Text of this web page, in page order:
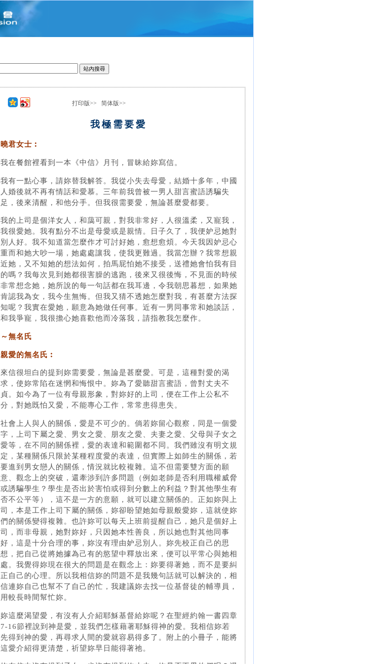
打印版>> 简体版>>
我極需要愛
曉君女士︰
我在餐館裡看到一本《中信》月刊，冒昧給妳寫信。
我有一點心事，請妳替我解答。我從小失去母愛，結婚十多年，中國
人婚後就不再有情話和愛慕。三年前我曾被一男人甜言蜜語誘騙失
足，後來清醒，和他分手。但我很需要愛，無論甚麼愛都要。
我的上司是個洋女人，和藹可親，對我非常好，人很溫柔，又寵我，
我很愛她。我有點分不出是母愛或是親情。日子久了，我便妒忌她對
別人好。我不知道當怎麼作才可討好她，愈想愈煩。今天我因妒忌心
重而和她大吵一場，她處處讓我，使我更難過。我當怎辦？我常想親
近她，又不知她的想法如何，拍馬屁怕她不接受，送禮她會怕我有目
的嗎？我每次見到她都很害臊的逃跑，後來又很後悔，不見面的時候
非常想念她，她所說的每一句話都在我耳邊，令我朝思暮想，如果她
肯認我為女，我今生無悔。但我又猜不透她怎麼對我，有甚麼方法探
知呢？我實在愛她，願意為她做任何事。近有一男同事常和她談話，
和我爭寵，我很擔心她喜歡他而冷落我，請指教我怎麼作。
～無名氏
親愛的無名氏︰
來信很坦白的提到妳需要愛，無論是甚麼愛。可是，這種對愛的渴
求，使妳常陷在迷惘和悔恨中。妳為了愛聽甜言蜜語，曾對丈夫不
貞。如今為了一位有母親形象，對妳好的上司，便在工作上公私不
分，對她既怕又愛，不能專心工作，常常患得患失。
社會上人與人的關係，愛是不可少的。倘若妳留心觀察，同是一個愛
字，上司下屬之愛、男女之愛、朋友之愛、夫妻之愛、父母與子女之
愛等，在不同的關係裡，愛的表達和範圍都不同。我們雖沒有明文規
定，某種關係只限於某種程度愛的表達，但實際上如師生的關係，若
要進到男女戀人的關係，情況就比較複雜。這不但需要雙方面的願
意、觀念上的突破，還牽涉到許多問題（例如老師是否利用職權威脅
或誘騙學生？學生是否出於害怕或得到分數上的利益？對其他學生有
否不公平等），這不是一方的意願，就可以建立關係的。正如妳與上
司，本是工作上司下屬的關係，妳卻盼望她如母親般愛妳，這就使妳
們的關係變得複雜。也許妳可以每天上班前提醒自己，她只是個好上
司，而非母親，她對妳好，只因她本性善良，所以她也對其他同事
好，這是十分合理的事，妳沒有理由妒忌別人。妳先校正自己的思
想，把自己從將她據為己有的慾望中釋放出來，便可以平常心與她相
處。我覺得妳現在很大的問題是在觀念上：妳要得著她，而不是要糾
正自己的心理。所以我相信妳的問題不是我幾句話就可以解決的，相
信連妳自己也幫不了自己的忙，我建議妳去找一位基督徒的輔導員，
用較長時間幫忙妳。
妳這麼渴望愛，有沒有人介紹耶穌基督給妳呢？在聖經約翰一書四章
7-16節裡說到神是愛，並我們怎樣藉著耶穌得神的愛。我相信妳若
先得到神的愛，再尋求人間的愛就容易得多了。附上的小冊子，能將
這愛介紹得更清楚，祈望妳早日能得著祂。